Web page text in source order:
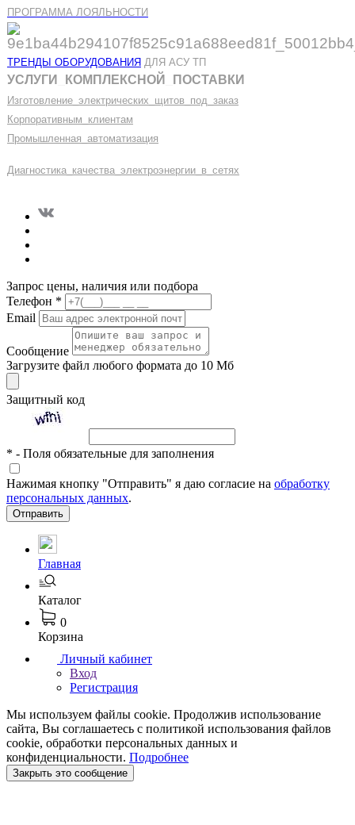
ПРОГРАММА ЛОЯЛЬНОСТИ
ТРЕНДЫ ОБОРУДОВАНИЯ ДЛЯ АСУ ТП
УСЛУГИ КОМПЛЕКСНОЙ ПОСТАВКИ
Изготовление электрических щитов под заказ
Корпоративным клиентам
Промышленная автоматизация
Диагностика качества электроэнергии в сетях
Запрос цены, наличия или подбора
Телефон *
Email
Сообщение
Загрузите файл любого формата до 10 Мб
Защитный код
* - Поля обязательные для заполнения
Нажимая кнопку "Отправить" я даю согласие на обработку
персональных данных.
Отправить
Главная
Каталог
0
Корзина
Личный кабинет
Вход
Регистрация
Мы используем файлы cookie. Продолжив использование
сайта, Вы соглашаетесь с политикой использования файлов
cookie, обработки персональных данных и
конфиденциальности. Подробнее
Закрыть это сообщение